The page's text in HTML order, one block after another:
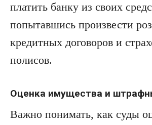
платить банку из своих
попытавшись произвести
кредитных договоров и
полисов.
Оценка имущества и
Важно понимать, как суды